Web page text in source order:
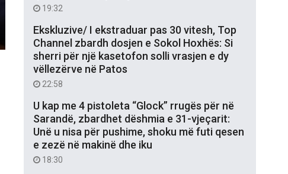
19:32
Ekskluzive/ I ekstraduar pas 30 vitesh, Top
Channel zbardh dosjen e Sokol Hoxhës: Si
sherri për një kasetofon solli vrasjen e dy
vëllezërve në Patos
22:58
U kap me 4 pistoleta “Glock” rrugës për në
Sarandë, zbardhet dëshmia e 31-vjeçarit:
Unë u nisa për pushime, shoku më futi qesen
e zezë në makinë dhe iku
18:30